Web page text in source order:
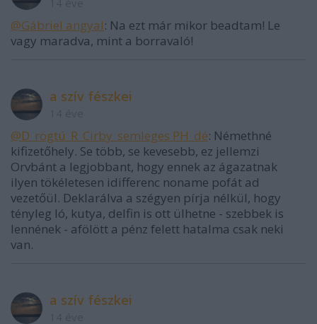
@Gábriel angyal: Na ezt már mikor beadtam! Le
vagy maradva, mint a borravaló!
a szív fészkei
@D_rögtú_R_Cirby_semleges PH_dé: Némethné
kifizetőhely. Se több, se kevesebb, ez jellemzi
Orvbánt a legjobbant, hogy ennek az ágazatnak
ilyen tökéletesen idifferenc noname pofát ad
vezetőül. Deklarálva a szégyen pírja nélkül, hogy
tényleg ló, kutya, delfin is ott ülhetne - szebbek is
lennének - afölött a pénz felett hatalma csak neki
van.
a szív fészkei